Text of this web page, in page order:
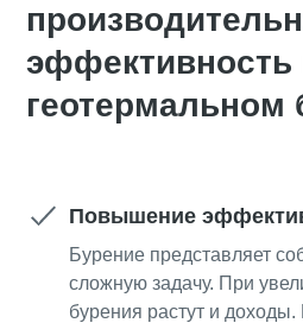
эффективность
геотермальном
Повышение
Бурение представляет
сложную задачу. При
бурения растут и